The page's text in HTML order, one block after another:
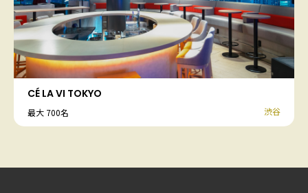
CÉ LA VI TOKYO
最大 700名 渋谷